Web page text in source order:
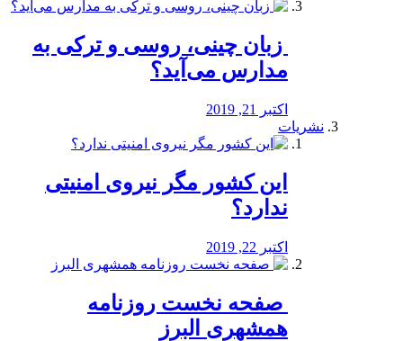
️ زبان چینی، روسی و ترکی به
مدارس می‌آید؟
اکتبر 21, 2019
نشریات
این کشور مگر نیروی امنیتی
ندارد؟
اکتبر 22, 2019
️ صفحه نخست روزنامه‌
همشهری البرز